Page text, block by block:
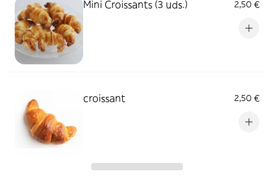
Mini Croissants (3 uds.) 2,50 €
croissant 2,50 €